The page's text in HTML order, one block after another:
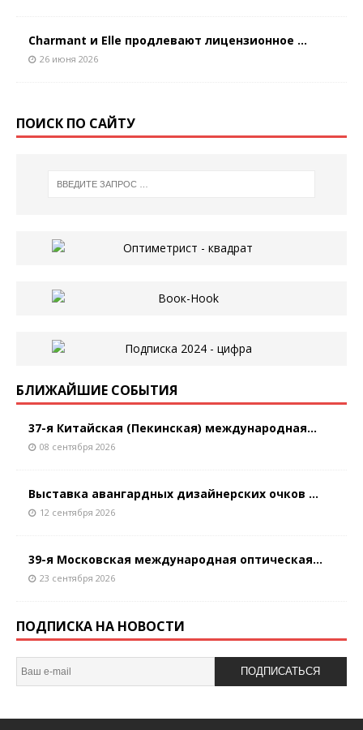
Charmant и Elle продлевают лицензионное ...
26 июня 2026
ПОИСК ПО САЙТУ
БЛИЖАЙШИЕ СОБЫТИЯ
37-я Китайская (Пекинская) международная...
08 сентября 2026
Выставка авангардных дизайнерских очков ...
12 сентября 2026
39-я Московская международная оптическая...
23 сентября 2026
ПОДПИСКА НА НОВОСТИ
ПОДПИСАТЬСЯ